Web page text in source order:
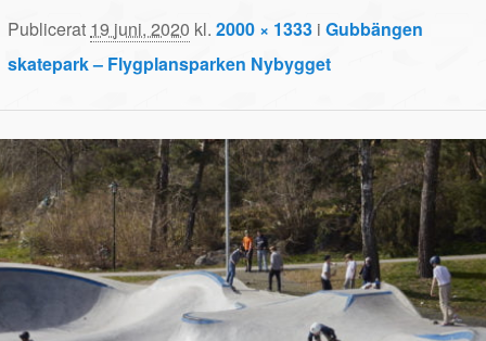
Publicerat 19 juni, 2020 kl.2000 × 1333 iGubbängen
skatepark – Flygplansparken Nybygget